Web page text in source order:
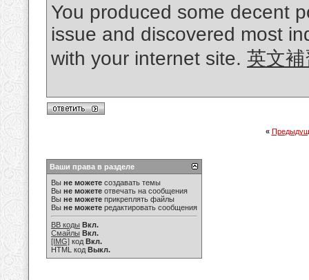
You produced some decent
issue and discovered most
with your internet site. 英文
«
Ваши права в разделе
Вы не можете создавать темы
Вы не можете отвечать на сообщения
Вы не можете прикреплять файлы
Вы не можете редактировать сообщения
BB коды Вкл.
Смайлы Вкл.
[IMG] код Вкл.
HTML код Выкл.